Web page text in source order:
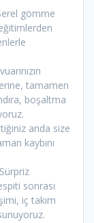
gömme
tamamen
boşaltma
anda size
kaybını
Sürpriz
sonrası
iç takım